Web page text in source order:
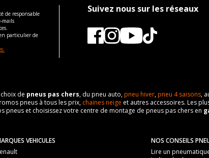
de responsable
mails
particulier de
Suivez nous sur les réseaux
de pneus pas chers, du pneu auto,pneu hiver,pneu 4 saisons,
pneus à tous les prix, chaines neige et autres accessoires. Les
pneus et choisissez votre centre de montage de pneus pas chers en
VEHICULES
NOS CONSEILS
Lire un